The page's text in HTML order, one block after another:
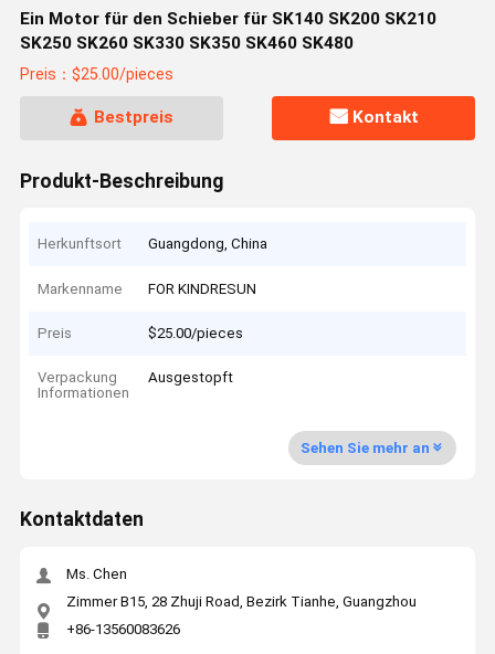
Ein Motor für den Schieber für SK140 SK200 SK210
SK250 SK260 SK330 SK350 SK460 SK480
Preis：$25.00/pieces
Bestpreis Kontakt
Produkt-Beschreibung
Herkunftsort Guangdong, China
Markenname FOR KINDRESUN
Preis $25.00/pieces
Verpackung
Informationen
Ausgestopft
Sehen Sie mehr an
Kontaktdaten
Ms. Chen
Zimmer B15, 28 Zhuji Road, Bezirk Tianhe, Guangzhou
+86-13560083626